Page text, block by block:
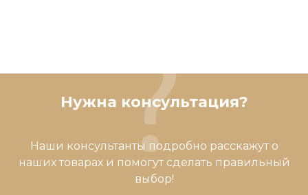
Нужна консультация?
Наши консультанты подробно расскажут о
наших товарах и помогут сделать правильный
выбор!